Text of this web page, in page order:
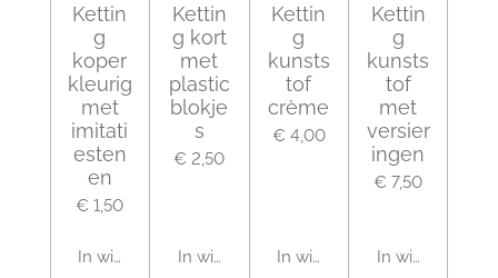
Kettin
g
koper
kleurig
met
imitati
esten
en
€ 1,50
In winkelwagen
Kettin
g kort
met
plastic
blokje
s
€ 2,50
In winkelwagen
Kettin
g
kunsts
tof
crème
€ 4,00
In winkelwagen
Kettin
g
kunsts
tof
met
versier
ingen
€ 7,50
In winkelwagen